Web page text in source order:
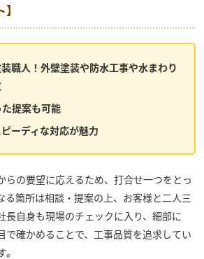
職人！外壁塗装や防水工事や水まわり
提案も可能
ーディな対応が魅力
らの要望に応えるため、打合せ一つをとっ
る箇所は相談・提案の上、お客様と二人三
長自身も現場のチェックに入り、細部に
で確かめることで、工事品質を追求してい